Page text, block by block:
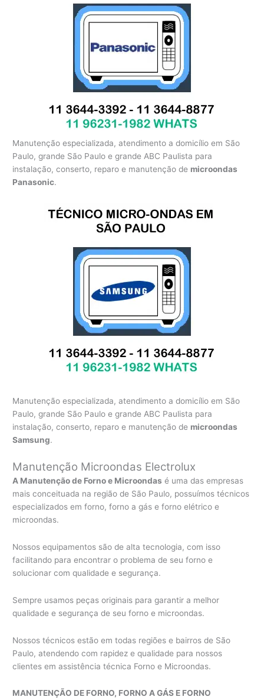
Manutenção especializada, atendimento a domicílio em São
Paulo, grande São Paulo e grande ABC Paulista para
instalação, conserto, reparo e manutenção de microondas
Panasonic.
Manutenção especializada, atendimento a domicílio em São
Paulo, grande São Paulo e grande ABC Paulista para
instalação, conserto, reparo e manutenção de microondas
Samsung.
Manutenção Microondas Electrolux
A Manutenção de Forno e Microondas é uma das empresas
mais conceituada na região de São Paulo, possuímos técnicos
especializados em forno, forno a gás e forno elétrico e
microondas.
Nossos equipamentos são de alta tecnologia, com isso
facilitando para encontrar o problema de seu forno e
solucionar com qualidade e segurança.
Sempre usamos peças originais para garantir a melhor
qualidade e segurança de seu forno e microondas.
Nossos técnicos estão em todas regiões e bairros de São
Paulo, atendendo com rapidez e qualidade para nossos
clientes em assistência técnica Forno e Microondas.
MANUTENÇÃO DE FORNO, FORNO A GÁS E FORNO